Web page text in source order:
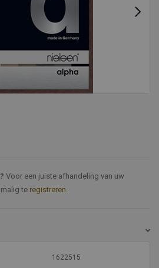
Voor een juiste afhandeling van uw
te registreren.
1622515